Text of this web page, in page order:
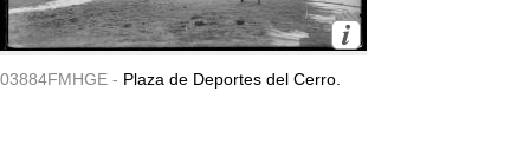
03884FMHGE - Plaza de Deportes del Cerro.